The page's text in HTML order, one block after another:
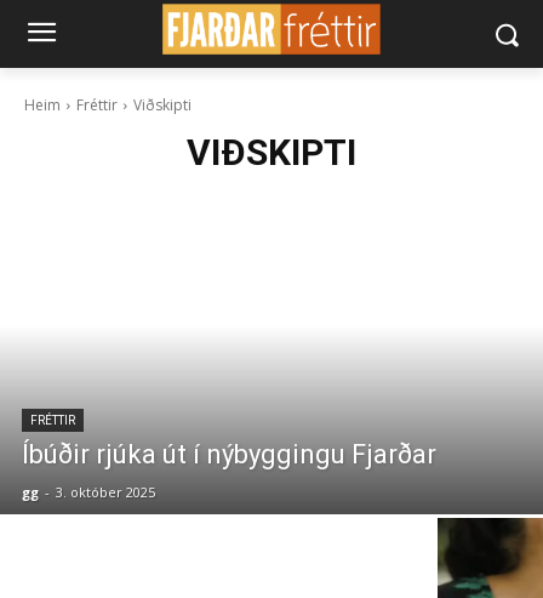
Heim Fréttir Viðskipti
VIÐSKIPTI
FRÉTTIR
Íbúðir rjúka út í nýbyggingu Fjarðar
gg - 3. október 2025